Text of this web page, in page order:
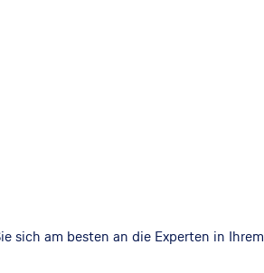
sich am besten an die Experten in Ihrem